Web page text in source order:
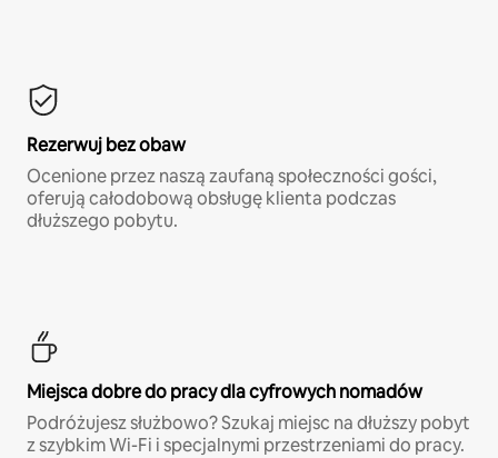
Rezerwuj bez obaw
Ocenione przez naszą zaufaną społeczności gości,
oferują całodobową obsługę klienta podczas
dłuższego pobytu.
Miejsca dobre do pracy dla cyfrowych nomadów
Podróżujesz służbowo? Szukaj miejsc na dłuższy pobyt
z szybkim Wi-Fi i specjalnymi przestrzeniami do pracy.